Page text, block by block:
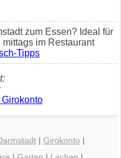
zum Essen? Ideal für
im Restaurant
Tipps
| Girokonto |